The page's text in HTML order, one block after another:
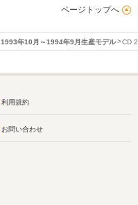
ページトップへ
1993年10月～1994年9月生産モデル CD
利用規約
お問い合わせ